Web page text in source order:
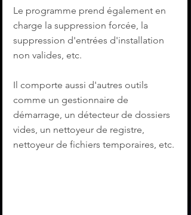
Le programme prend également en
charge la suppression forcée, la
suppression d'entrées d'installation
non valides, etc.
Il comporte aussi d'autres outils
comme un gestionnaire de
démarrage, un détecteur de dossiers
vides, un nettoyeur de registre,
nettoyeur de fichiers temporaires, etc.